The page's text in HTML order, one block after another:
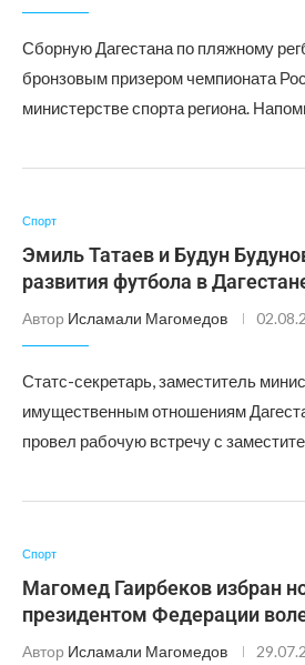
Сборную Дагестана по пляжному
бронзовым призером чемпионата
министерстве спорта региона.
Спорт
Эмиль Татаев и Будун
развития футбола в
Автор Исламали Магомедов
Статс-секретарь, заместитель
имущественным отношениям
провел рабочую встречу с
Спорт
Магомед Гаирбеков избран
президентом Федерации
Автор Исламали Магомедов